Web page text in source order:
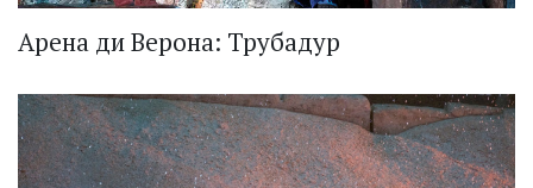
Арена ди Верона: Трубадур